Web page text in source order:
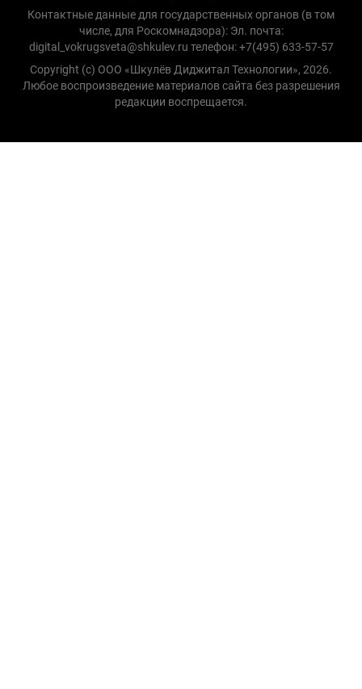
Контактные данные для государственных органов (в том
числе, для Роскомнадзора): Эл. почта:
digital_vokrugsveta@shkulev.ru телефон: +7(495) 633-57-57
Copyright (с) ООО «Шкулёв Диджитал Технологии», 2026.
Любое воспроизведение материалов сайта без разрешения
редакции воспрещается.